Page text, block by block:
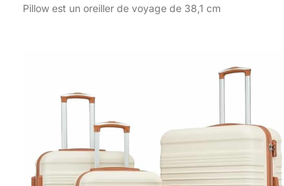
Pillow est un oreiller de voyage de 38,1 cm